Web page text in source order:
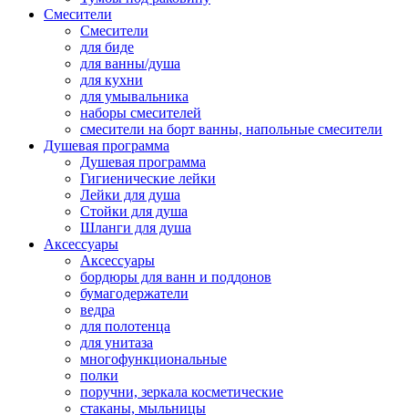
Смесители
Смесители
для биде
для ванны/душа
для кухни
для умывальника
наборы смесителей
смесители на борт ванны, напольные смесители
Душевая программа
Душевая программа
Гигиенические лейки
Лейки для душа
Стойки для душа
Шланги для душа
Аксессуары
Аксессуары
бордюры для ванн и поддонов
бумагодержатели
ведра
для полотенца
для унитаза
многофункциональные
полки
поручни, зеркала косметические
стаканы, мыльницы